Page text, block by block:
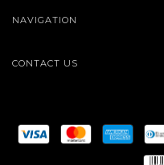
NAVIGATION
CONTACT US